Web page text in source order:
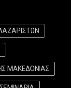
ΜΑΚΕΔΟΝΙΑΣ